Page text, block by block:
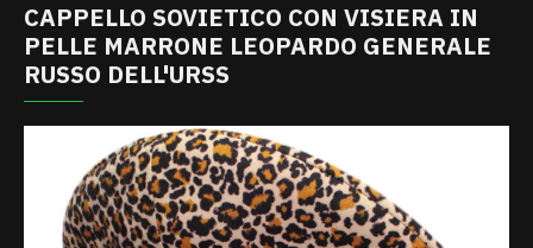
CAPPELLO SOVIETICO CON VISIERA IN
PELLE MARRONE LEOPARDO GENERALE
RUSSO DELL'URSS